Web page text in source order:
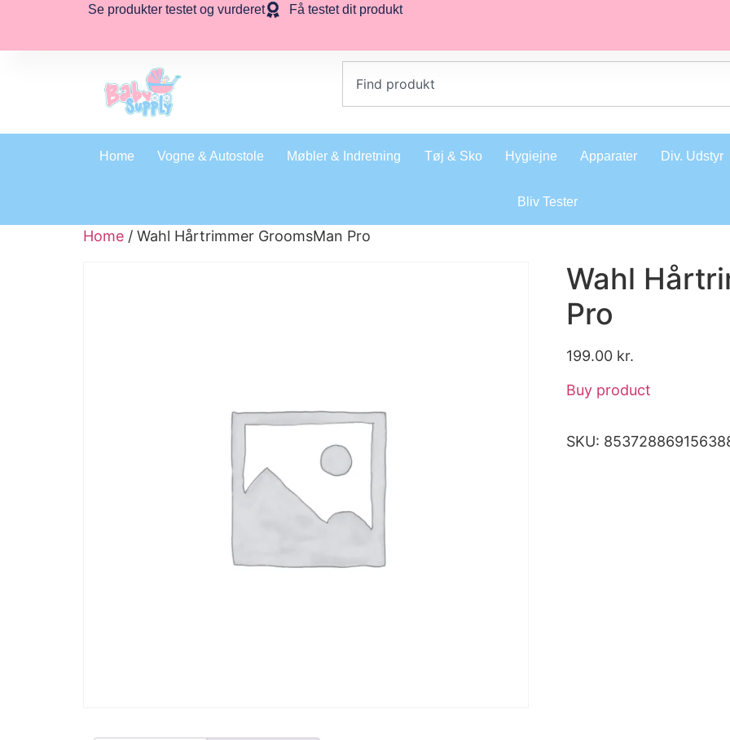
Se produkter testet og vurderet Få testet dit produkt
Home Vogne & Autostole Møbler & Indretning Tøj & Sko Hygiejne Apparater Div. Udstyr
Bliv Tester
Home / Wahl Hårtrimmer GroomsMan Pro
Wahl
Pro
199.00 kr.
Buy product
SKU: